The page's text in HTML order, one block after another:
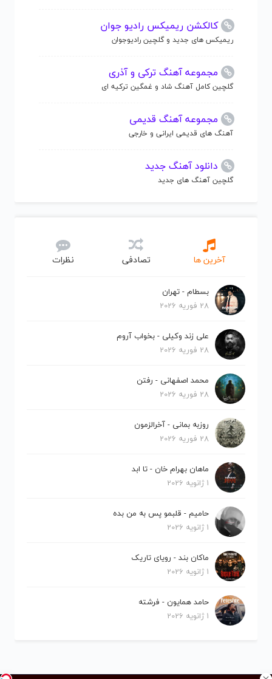
کالکشن ریمیکس رادیو جوان
ریمیکس های جدید و گلچین رادیوجوان
مجموعه آهنگ ترکی و آذری
گلچین کامل آهنگ شاد و غمگین ترکیه ای
مجموعه آهنگ قدیمی
آهنگ های قدیمی ایرانی و خارجی
دانلود آهنگ جدید
گلچین آهنگ های جدید
آخرین ها تصادفی نظرات
بسطام - تهران
28 فوریه 2026
علی زند وکیلی - بخواب آروم
28 فوریه 2026
محمد اصفهانی - رفتن
28 فوریه 2026
روزبه بمانی - آخرالزمون
28 فوریه 2026
ماهان بهرام خان - تا ابد
1 ژانویه 2026
حامیم - قلبمو پس به من بده
1 ژانویه 2026
ماکان بند - رویای تاریک
1 ژانویه 2026
حامد همایون - فرشته
1 ژانویه 2026